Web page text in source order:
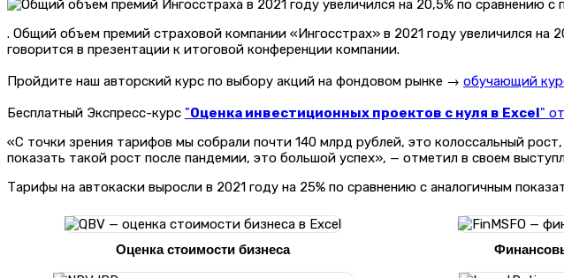
. Общий объем премий страховой компании «Ингосстрах» в 2021 году увеличился
говорится в презентации к итоговой конференции компании.
Пройдите наш авторский курс по выбору акций на фондовом рынке → обучающий
Бесплатный Экспресс-курс "Оценка инвестиционных проектов с нуля в Excel"
«С точки зрения тарифов мы собрали почти 140 млрд рублей, это колоссальный
показать такой рост после пандемии, это большой успех», — отметил в своем
Тарифы на автокаски выросли в 2021 году на 25% по сравнению с аналогичным
Оценка стоимости бизнеса